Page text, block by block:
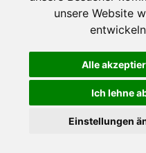
unsere Website
Alle
Ich lehne
Einstellungen
Powered by
aus Sachen-
Anbieter und Kunden